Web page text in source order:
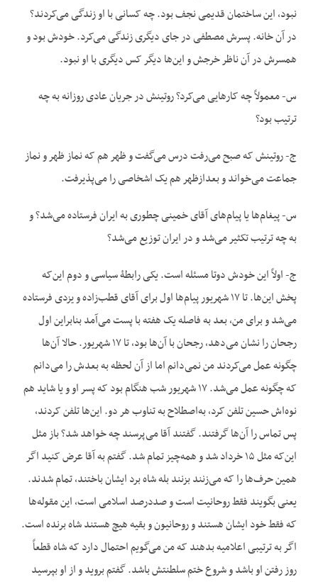
نبود، این ساختمان قدیمی نجف بود. چه کسانی با او زندگی می‌کردند؟
در آن خانه. پسرش مصطفی در جای دیگری زندگی می‌کرد. خودش بود و
همسرش در آن ناظر خرجش و این‌ها دیگر کس دیگری با او نبود.
س- معمولاً چه کارهایی می‌کرد؟ روتینش در جریان عادی روزانه به چه
ترتیب بود؟
ج- روتینش که صبح می‌رفت درس می‌گفت و ظهر هم که نماز ظهر و نماز
جماعت می‌خواند و بعدازظهر هم یک اشخاصی را می‌پذیرفت.
س- پیغام‌ها یا پیام‌های آقای خمینی چطوری به ایران فرستاده می‌شد؟ و
به چه ترتیب تکثیر می‌شد و در ایران توزیع می‌شد؟
ج- اولاً این خودش دوتا مسئله است. یکی رابطۀ سیاسی و دوم این‌که
پخش این‌ها. تا ۱۷ شهریور پیام‌ها اول برای آقای قطب‌زاده و یزدی فرستاده
می‌شد و برای من، بعد به فاصله یک هفته با پست می‌آمد بنابراین اول
رجحان را نشان می‌دهد، رجحان با آن‌ها بود، تا ۱۷ شهریور. حالا آن‌ها
چگونه عمل می‌کردند من نمی‌دانم اما از آن لحظه به بعدش را می‌دانم
که چگونه عمل می‌شد. ۱۷ شهریور شب هنگام بود که پسر او و یا شاید هم
نوه‌اش حسین تلفن کرد، به‌اصطلاح به تناوب هر دو. این‌ها تلفن کردند،
پس تماس را آن‌ها گرفتند. گفتند آقا می‌پرسند چه خواهد شد؟ باز مثل
این‌که مثل ۱۵ خرداد شد و همه‌چیز تمام شد. گفتم به آقا عرض کنید اگر
همین حرف‌ها را که می‌زنند بزنند بله شاه برد ایشان باختند، تمام شدند.
یعنی بگویند فقط روحانیت است و صددرصد اسلامی است، این مقوله‌ها
که فقط خود ایشان هستند و روحانیون و بقیه هیچ هستند شاه برنده است.
اگر به ترتیبی اعلامیه بدهند که من می‌گویم احتمال دارد که شاه قطعاً
روز رفتن او باشد و شروع ختم سلطنتش باشد. گفتم بروید و از او بپرسید